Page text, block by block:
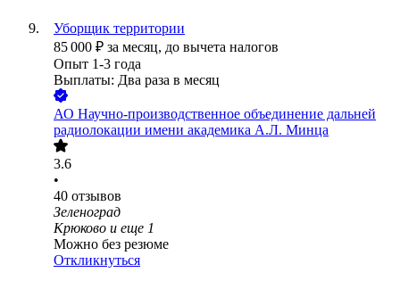
Уборщик территории
85 000 ₽ за месяц, до вычета налогов
Опыт 1-3 года
Выплаты: Два раза в месяц
АО Научно-производственное объединение дальней
радиолокации имени академика А.Л. Минца
3.6
•
40 отзывов
Зеленоград
Крюково и еще 1
Можно без резюме
Откликнуться